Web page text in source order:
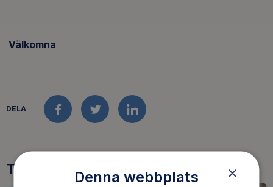
Välkomna
DELA
FACEBOOKTWITTERLINKEDIN
Tre goda skäl att bli medlem ×
Denna webbplats